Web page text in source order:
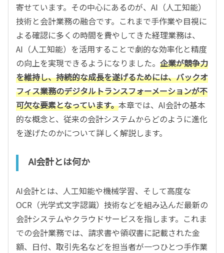
寄せています。その中心にあるのが、AI（人工知能）
技術と会計業務の融合です。これまで手作業や目視に
よる確認に多くの時間を費やしてきた経理業務は、
AI（人工知能）を活用することで劇的な効率化と精度
の向上を実現できるようになりました。 企業が競争力
を維持し、持続的な成長を遂げるためには、バックオ
フィス業務のデジタルトランスフォーメーションが不
可欠な要素となっています。本章では、AI会計の基本
的な概念と、従来の会計システムからどのように進化
を遂げたのかについて詳しく解説します。
AI会計とは何か
AI会計とは、人工知能や機械学習、そして高度な
OCR（光学式文字認識）技術などを組み込んだ最新の
会計システムやクラウドサービスを指します。これま
での会計業務では、請求書や領収書に記載された金
額、日付、取引先名などを担当者が一つひとつ手作業